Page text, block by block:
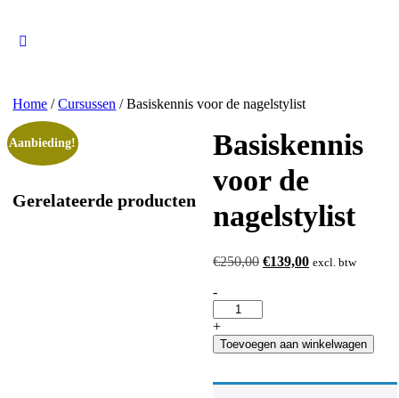
Home /Cursussen / Basiskennis voor de nagelstylist
Aanbieding!
Basiskennis
voor de
nagelstylist
€250,00 Oorspronkelijke
€139,00Huidige
excl. btw
Basiskennis
voor
de
nagelstylist
hoeveelheid
-
+
Toevoegen aan winkelwagen
Gerelateerde producten